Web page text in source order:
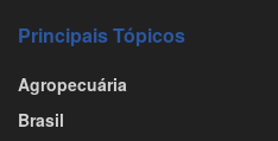
Principais Tópicos
Agropecuária
Brasil